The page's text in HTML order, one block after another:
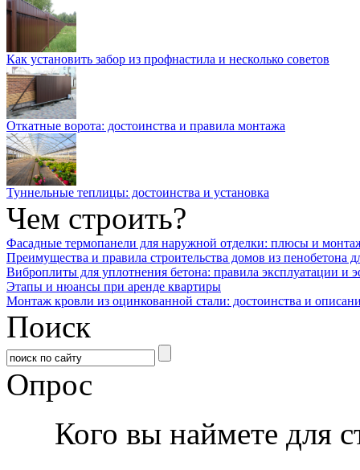
Как установить забор из профнастила и несколько советов
Откатные ворота: достоинства и правила монтажа
Туннельные теплицы: достоинства и установка
Чем строить?
Фасадные термопанели для наружной отделки: плюсы и
Преимущества и правила строительства домов из пенобетона
Виброплиты для уплотнения бетона: правила эксплуатации и
Этапы и нюансы при аренде квартиры
Монтаж кровли из оцинкованной стали: достоинства и
Поиск
Опрос
Кого вы наймете для